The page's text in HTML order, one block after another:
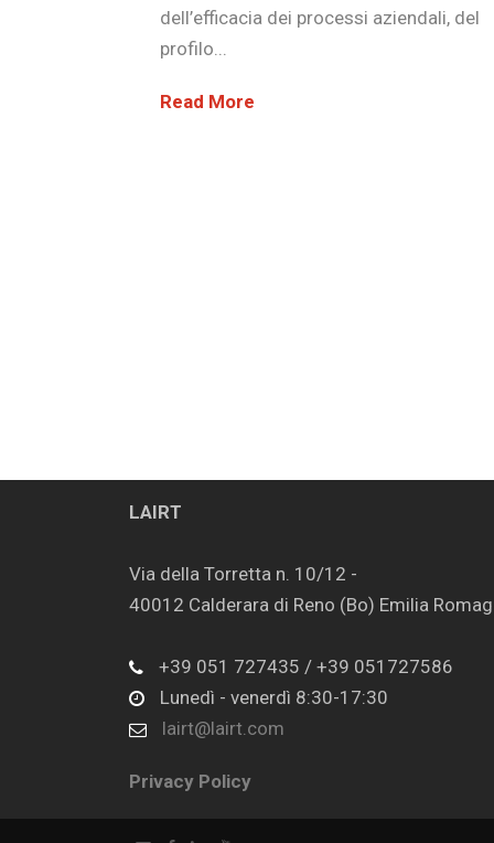
dell’efficacia dei processi aziendali, del
profilo...
Read More
LAIRT
Via della Torretta n. 10/12 -
40012 Calderara di Reno (Bo) Emilia
+39 051 727435 / +39 051727586
Lunedì - venerdì 8:30-17:30
lairt@lairt.com
Privacy Policy